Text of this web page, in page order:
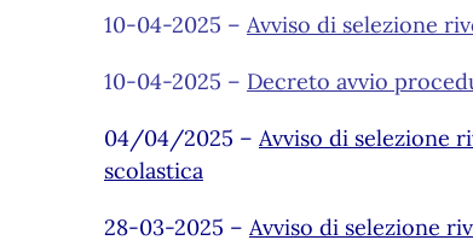
10-04-2025 – Avviso di selezione
10-04-2025 – Decreto avvio
04/04/2025 – Avviso di selezione
scolastica
28-03-2025 – Avviso di selezione